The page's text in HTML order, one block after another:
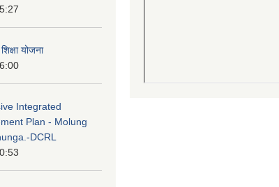
योजना
Integrated
Plan - Molung
DCRL